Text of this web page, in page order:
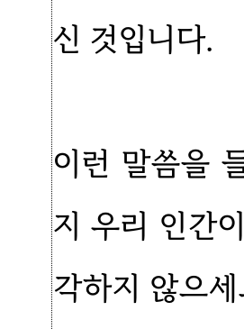
신 것입니다.
이런 말씀을
지 우리 인간
각하지 않으